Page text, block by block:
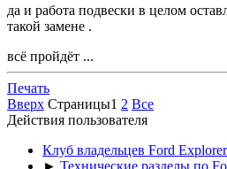
да и работа подвески в целом
такой замене .
всё пройдёт ...
Печать
Вверх Страницы1 2 Все
Действия пользователя
Клуб владельцев Ford Explorer